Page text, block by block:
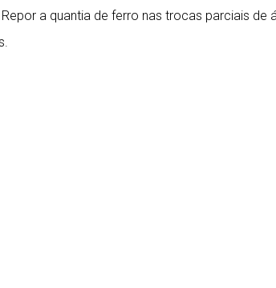
a quantia de ferro nas trocas parciais de